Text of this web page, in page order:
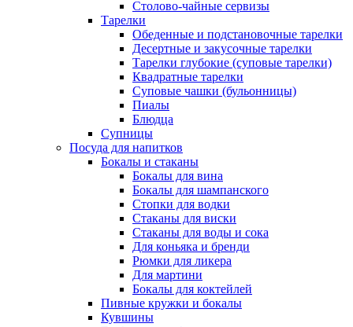
Столово-чайные сервизы
Тарелки
Обеденные и подстановочные тарелки
Десертные и закусочные тарелки
Тарелки глубокие (суповые тарелки)
Квадратные тарелки
Суповые чашки (бульонницы)
Пиалы
Блюдца
Супницы
Посуда для напитков
Бокалы и стаканы
Бокалы для вина
Бокалы для шампанского
Стопки для водки
Стаканы для виски
Стаканы для воды и сока
Для коньяка и бренди
Рюмки для ликера
Для мартини
Бокалы для коктейлей
Пивные кружки и бокалы
Кувшины